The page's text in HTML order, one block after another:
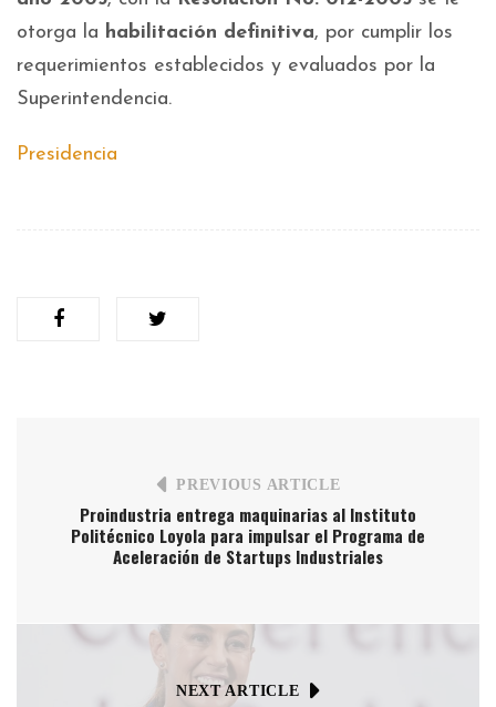
otorga la habilitación definitiva, por cumplir los
requerimientos establecidos y evaluados por la
Superintendencia.
Presidencia
PREVIOUS ARTICLE
Proindustria entrega maquinarias al Instituto
Politécnico Loyola para impulsar el Programa de
Aceleración de Startups Industriales
NEXT ARTICLE